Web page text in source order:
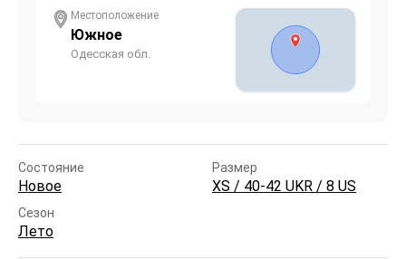
Местоположение
Южное
Одесская обл.
Состояние
Новое
Размер
XS / 40-42 UKR / 8 US
Сезон
Лето